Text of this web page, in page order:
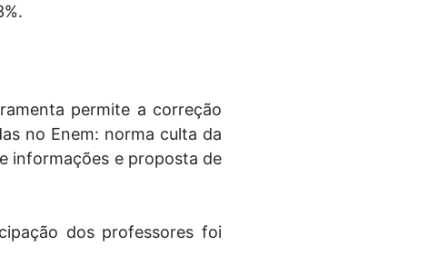
permite a correção
no Enem: norma culta da
informações e proposta de
dos professores foi